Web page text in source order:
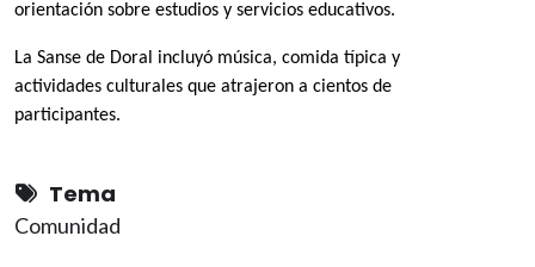
orientación sobre estudios y servicios educativos.
La Sanse de Doral incluyó música, comida típica y
actividades culturales que atrajeron a cientos de
participantes.
Tema
Comunidad